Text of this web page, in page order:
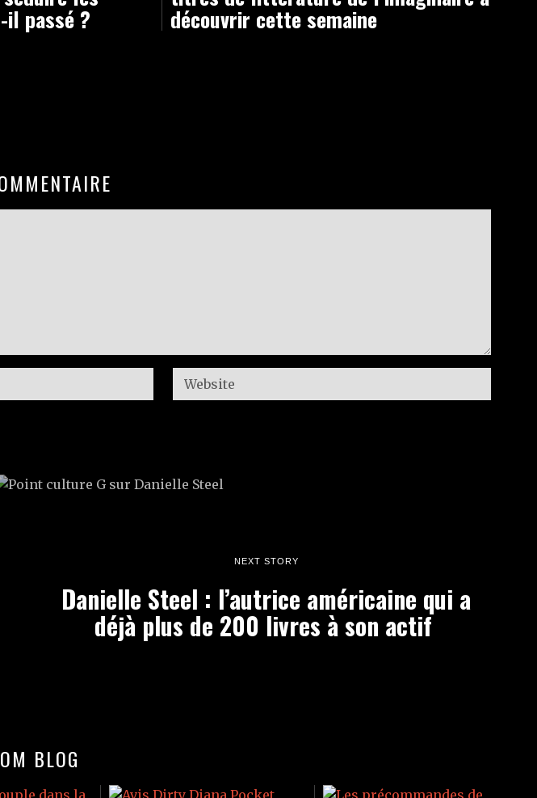
il passé ? découvrir cette semaine
NEXT STORY
Danielle Steel : l’autrice américaine qui a
déjà plus de 200 livres à son actif
BLOG